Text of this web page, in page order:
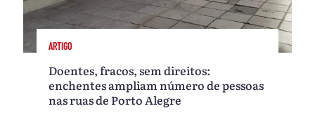
ARTIGO
Doentes, fracos, sem direitos:
enchentes ampliam número de pessoas
nas ruas de Porto Alegre